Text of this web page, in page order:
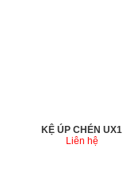
KỆ ÚP CHÉN UX1
Liên hệ